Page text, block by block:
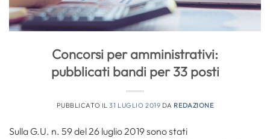
Concorsi per amministrativi:
pubblicati bandi per 33 posti
PUBBLICATO IL31 LUGLIO 2019 DA REDAZIONE
Sulla G.U. n. 59 del 26 luglio 2019 sono stati